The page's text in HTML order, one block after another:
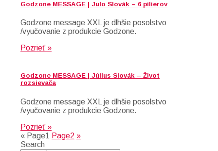
Godzone MESSAGE | Julo Slovák – 6 pilierov
Godzone message XXL je dlhšie posolstvo
/vyučovanie z produkcie Godzone.
Pozrieť »
Godzone MESSAGE | Július Slovák – Život
rozsievača
Godzone message XXL je dlhšie posolstvo
/vyučovanie z produkcie Godzone.
Pozrieť »
« Page1 Page2 »
Search